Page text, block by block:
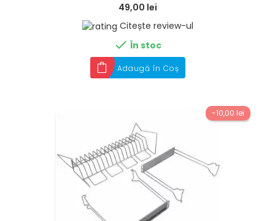
49,00 lei
Citește review-ul
 În stoc
Adaugă în Coș
-10,00 lei